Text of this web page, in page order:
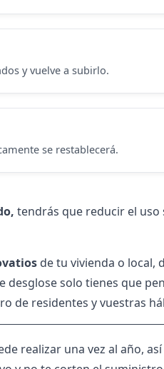
y vuelve a subirlo.
se restablecerá.
tendrás que reducir el
de tu vivienda o local,
desglose solo tienes que
de residentes y vuestras
realizar una vez al año,